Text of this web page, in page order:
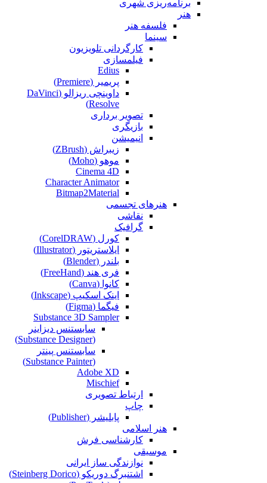
برنامه‌ریزی شهری
هنر
فلسفه هنر
سینما
کارگردانی تلویزیون
فیلمسازی
Edius
پریمیر (Premiere)
داوینچی ریزالو (DaVinci
Resolve)
تصویر برداری
بازیگری
انیمیشن
زیبراش (ZBrush)
موهو (Moho)
Cinema 4D
Character Animator
Bitmap2Material
هنرهای تجسمی
نقاشی‌
گرافیک
کورل (CorelDRAW)
ایلاستریتور (Illustrator)
بلندر (Blender)
فری هند (FreeHand)
کانوا (Canva)
اینک اسکیپ (Inkscape)
فیگما (Figma‎)
Substance 3D Sampler
سابستنس دیزاینر
(Substance Designer)
سابستنس پینتر
(Substance Painter)
Adobe XD
Mischief
ارتباط تصویری
چاپ
پابلیشر (Publisher)
هنر اسلامی
کارشناسی فرش
موسیقی
نوازندگی ساز ایرانی
اشتنبرگ دوریکو (Steinberg Dorico)